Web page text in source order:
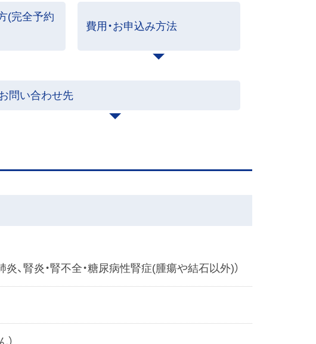
(完全予約
費用・お申込み方法
問い合わせ先
炎、腎炎・腎不全・糖尿病性腎症(腫瘍や結石以外)）